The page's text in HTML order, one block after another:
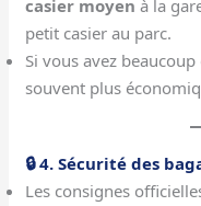
casier moyen à la
petit casier au parc.
Si vous avez
souvent plus
🔒 4. Sécurité des
Les consignes